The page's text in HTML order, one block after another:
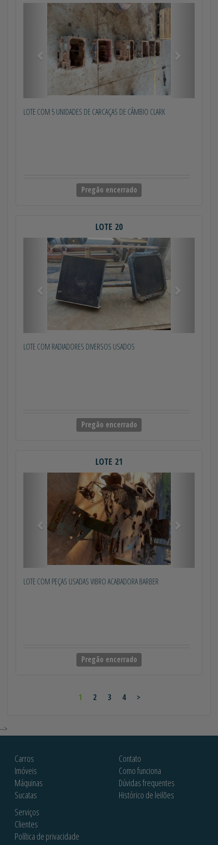
Anterior
LOTE COM 5 UNIDADES DE CARCAÇAS DE CÂMBIO CLARK
Pregão encerrado
LOTE 20
Anterior
LOTE COM RADIADORES DIVERSOS USADOS
Pregão encerrado
LOTE 21
LOTE COM PEÇAS USADAS VIBRO ACABADORA BARBER
Pregão encerrado
1 2 3 4 >
-->
Carros
Imóveis
Máquinas
Sucatas
Contato
Como funciona
Dúvidas frequentes
Histórico de leilões
Serviços
Clientes
Política de privacidade